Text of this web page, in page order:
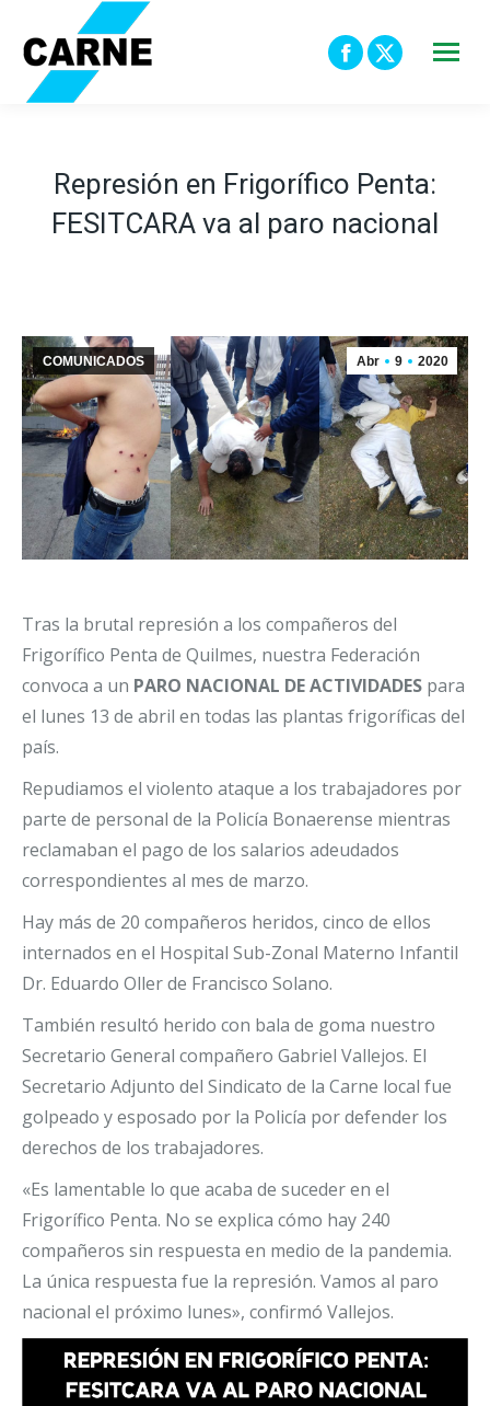
Facebook
in
X
in
Represión en Frigorífico Penta:
FESITCARA va al paro nacional
Abr 9 2020
COMUNICADOS
Tras la brutal represión a los compañeros del
Frigorífico Penta de Quilmes, nuestra Federación
convoca a un PARO NACIONAL DE ACTIVIDADES para
el lunes 13 de abril en todas las plantas frigoríficas del
país.
Repudiamos el violento ataque a los trabajadores por
parte de personal de la Policía Bonaerense mientras
reclamaban el pago de los salarios adeudados
correspondientes al mes de marzo.
Hay más de 20 compañeros heridos, cinco de ellos
internados en el Hospital Sub-Zonal Materno Infantil
Dr. Eduardo Oller de Francisco Solano.
También resultó herido con bala de goma nuestro
Secretario General compañero Gabriel Vallejos. El
Secretario Adjunto del Sindicato de la Carne local fue
golpeado y esposado por la Policía por defender los
derechos de los trabajadores.
«Es lamentable lo que acaba de suceder en el
Frigorífico Penta. No se explica cómo hay 240
compañeros sin respuesta en medio de la pandemia.
La única respuesta fue la represión. Vamos al paro
nacional el próximo lunes», confirmó Vallejos.